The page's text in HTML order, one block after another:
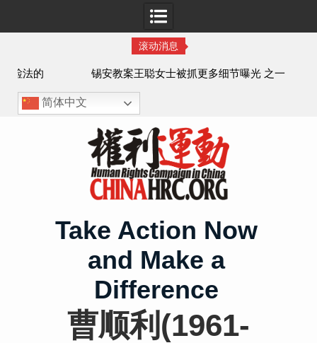
滚动消息
锡安教案王聪女士被抓更多细节曝光 之一
简体中文
Take Action Now
and Make a
Difference
曹顺利(1961-